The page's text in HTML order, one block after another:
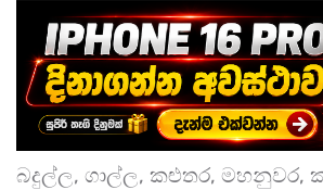
බදුල්ල, ගාල්ල, කළුතර, මහනුවර,